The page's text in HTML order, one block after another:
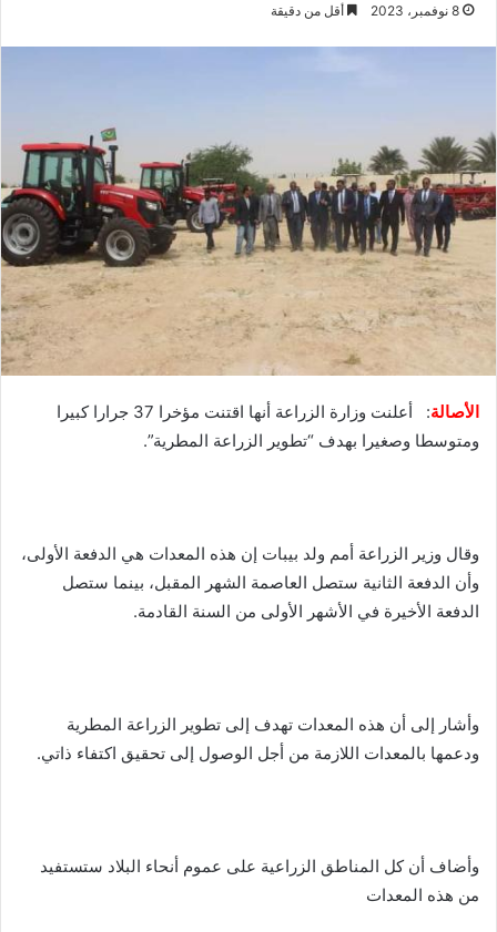
8 نوفمبر، 2023 أقل من دقيقة
الأصالة
: أعلنت وزارة الزراعة أنها اقتنت مؤخرا 37 جرارا كبيرا
ومتوسطا وصغيرا بهدف “تطوير الزراعة المطرية”.
وقال وزير الزراعة أمم ولد بيبات إن هذه المعدات هي الدفعة الأولى،
وأن الدفعة الثانية ستصل العاصمة الشهر المقبل، بينما ستصل
الدفعة الأخيرة في الأشهر الأولى من السنة القادمة.
وأشار إلى أن هذه المعدات تهدف إلى تطوير الزراعة المطرية
ودعمها بالمعدات اللازمة من أجل الوصول إلى تحقيق اكتفاء ذاتي.
وأضاف أن كل المناطق الزراعية على عموم أنحاء البلاد ستستفيد
من هذه المعدات